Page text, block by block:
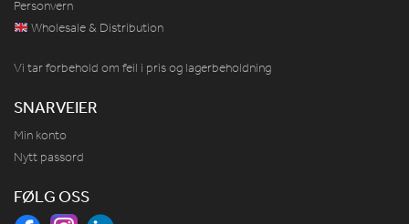
Personvern
Wholesale & Distribution
Vi tar forbehold om feil i pris og lagerbeholdning
SNARVEIER
Min konto
Nytt passord
FØLG OSS